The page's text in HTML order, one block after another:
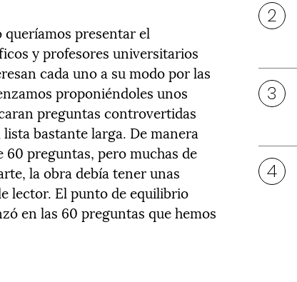
presentar el
y profesores universitarios
cada uno a su modo por las
proponiéndoles unos
preguntas controvertidas
bastante larga. De manera
preguntas, pero muchas de
la obra debía tener unas
lector. El punto de equilibrio
en las 60 preguntas que hemos